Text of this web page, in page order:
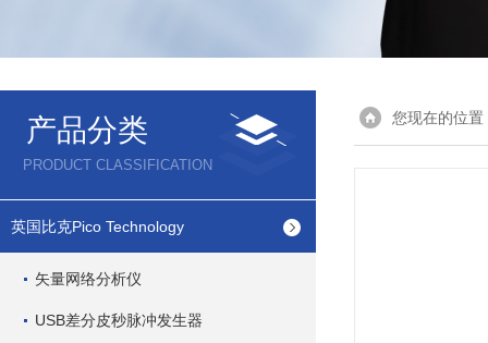
产品分类
PRODUCT CLASSIFICATION
英国比克Pico Technology
矢量网络分析仪
USB差分皮秒脉冲发生器
您现在的位置